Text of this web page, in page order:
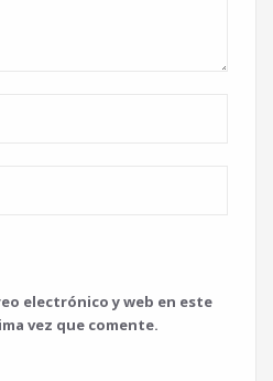
electrónico y web en este
vez que comente.